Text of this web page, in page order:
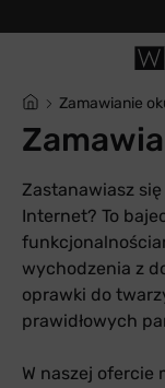
Zamawianie
Zastanawiasz
Internet? To
wychodzenia z
oprawki do
prawidłowych
W naszej ofercie